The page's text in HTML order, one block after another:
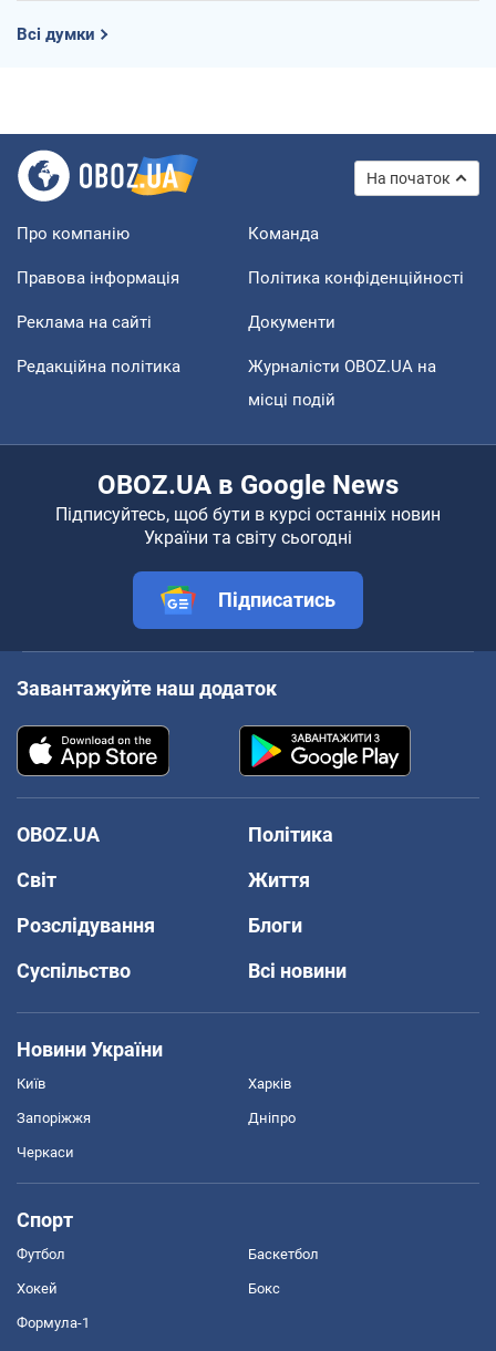
Всі думки
На початок
Про компанію Команда
Правова інформація Політика конфіденційності
Реклама на сайті Документи
Редакційна політика
Журналісти OBOZ.UA на
місці подій
OBOZ.UA в Google News
Підписуйтесь, щоб бути в курсі останніх новин
України та світу сьогодні
Підписатись
Завантажуйте наш додаток
OBOZ.UA
Політика
Світ
Життя
Розслідування
Блоги
Суспільство
Всі новини
Новини України
Київ Харків
Запоріжжя Дніпро
Черкаси
Спорт
Футбол Баскетбол
Хокей Бокс
Формула-1